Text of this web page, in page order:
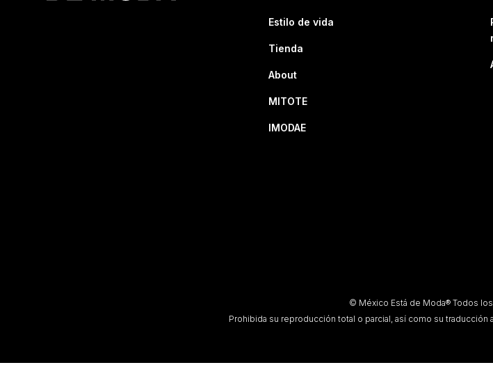
Estilo de vida
Tienda
About
MITOTE
IMODAE
© México Está de Moda® Todos
Prohibida su reproducción total o parcial, así como su traducción